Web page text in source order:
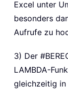
Excel unter
besonders
Aufrufe zu
3) Der
LAMBDA-
gleichzeitig in